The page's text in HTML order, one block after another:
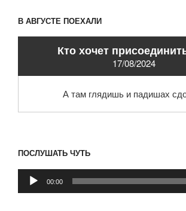
В АВГУСТЕ ПОЕХАЛИ
Кто хочет
17/08/2024
А там глядишь и падишах
ПОСЛУШАТЬ ЧУТЬ
Аудиоплеер
00:00